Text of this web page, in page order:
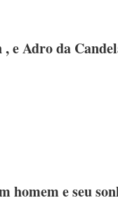
e Adro da
homem e seu